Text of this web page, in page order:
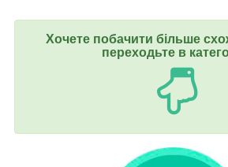
Хочете побачити більше
переходьте в